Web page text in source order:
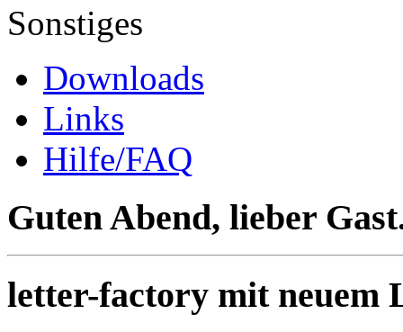
Sonstiges
Downloads
Links
Hilfe/FAQ
Guten Abend, lieber
letter-factory mit neuem